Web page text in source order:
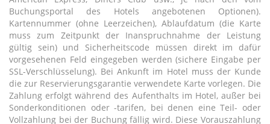
Buchungsportal des Hotels angebotenen Optionen).
Kartennummer (ohne Leerzeichen), Ablaufdatum (die Karte
muss zum Zeitpunkt der Inanspruchnahme der Leistung
gültig sein) und Sicherheitscode müssen direkt im dafür
vorgesehenen Feld eingegeben werden (sichere Eingabe per
SSL-Verschlüsselung). Bei Ankunft im Hotel muss der Kunde
die zur Reservierungsgarantie verwendete Karte vorlegen. Die
Zahlung erfolgt während des Aufenthalts im Hotel, außer bei
Sonderkonditionen oder -tarifen, bei denen eine Teil- oder
Vollzahlung bei der Buchung fällig wird. Diese Vorauszahlung